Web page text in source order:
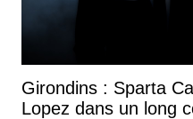
Girondins : Sparta
Lopez dans un long